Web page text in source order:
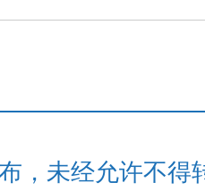
，未经允许不得